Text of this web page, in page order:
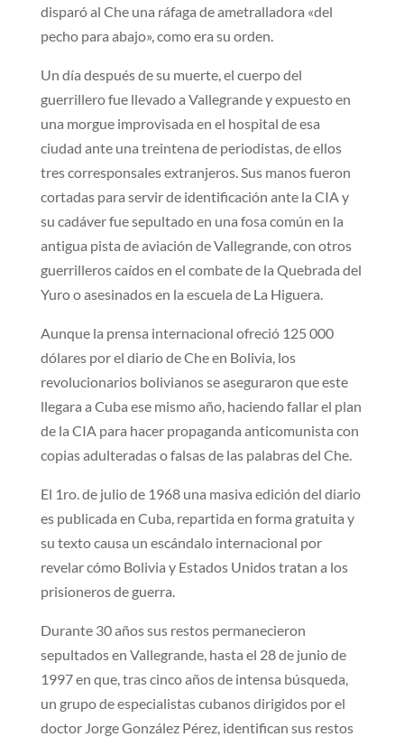
disparó al Che una ráfaga de ametralladora «del
pecho para abajo», como era su orden.
Un día después de su muerte, el cuerpo del
guerrillero fue llevado a Vallegrande y expuesto en
una morgue improvisada en el hospital de esa
ciudad ante una treintena de periodistas, de ellos
tres corresponsales extranjeros. Sus manos fueron
cortadas para servir de identificación ante la CIA y
su cadáver fue sepultado en una fosa común en la
antigua pista de aviación de Vallegrande, con otros
guerrilleros caídos en el combate de la Quebrada del
Yuro o asesinados en la escuela de La Higuera.
Aunque la prensa internacional ofreció 125 000
dólares por el diario de Che en Bolivia, los
revolucionarios bolivianos se aseguraron que este
llegara a Cuba ese mismo año, haciendo fallar el plan
de la CIA para hacer propaganda anticomunista con
copias adulteradas o falsas de las palabras del Che.
El 1ro. de julio de 1968 una masiva edición del diario
es publicada en Cuba, repartida en forma gratuita y
su texto causa un escándalo internacional por
revelar cómo Bolivia y Estados Unidos tratan a los
prisioneros de guerra.
Durante 30 años sus restos permanecieron
sepultados en Vallegrande, hasta el 28 de junio de
1997 en que, tras cinco años de intensa búsqueda,
un grupo de especialistas cubanos dirigidos por el
doctor Jorge González Pérez, identifican sus restos